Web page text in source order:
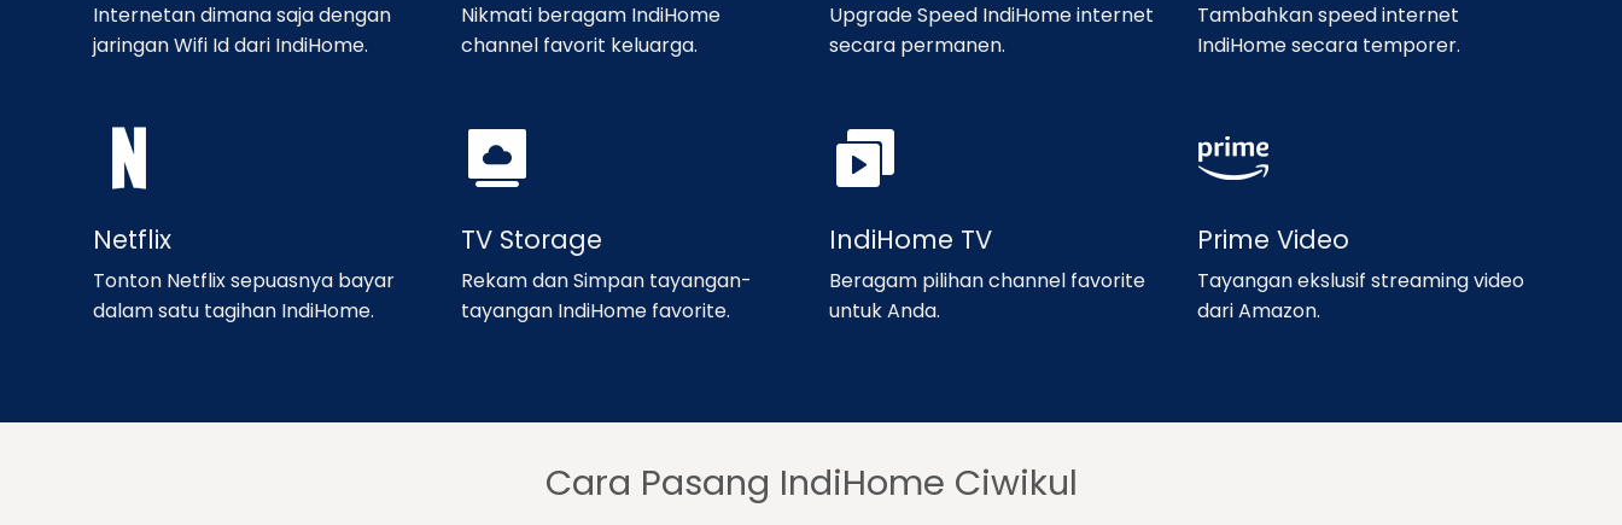
Internetan dimana saja dengan
jaringan Wifi Id dari IndiHome.
Nikmati beragam IndiHome
channel favorit keluarga.
Upgrade Speed IndiHome internet
secara permanen.
Tambahkan speed internet
IndiHome secara temporer.
Netflix
Tonton Netflix sepuasnya bayar
dalam satu tagihan IndiHome.
TV Storage
Rekam dan Simpan tayangan-
tayangan IndiHome favorite.
IndiHome TV
Beragam pilihan channel favorite
untuk Anda.
Prime Video
Tayangan ekslusif streaming video
dari Amazon.
Cara Pasang IndiHome Ciwikul